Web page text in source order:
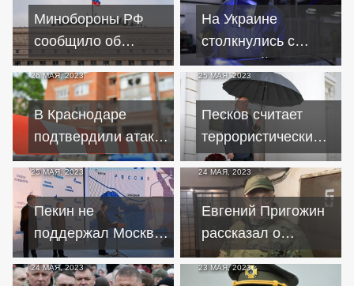
Крым в 2023 год
округа
Минобороны РФ
сообщило об
ударах по центрам
принятия решений
на Украине
На Украине
столкнулись с
нехваткой
представителей
рабочих профессий
26 МАЯ, 2023
В Краснодаре
подтвердили атаку
двух беспилотников
на жилой дом
25 МАЯ, 2023
Песков считает
террористическим
заявление Киева о
ликвидации Путина
25 МАЯ, 2023
Пекин не
поддержал Москву
в строительстве
газопровода "Силы
24 МАЯ, 2023
Евгений Пригожин
рассказал о
потерях ЧВК
"Вагнер" в
24 МАЯ, 2023 23 МАЯ, 2023